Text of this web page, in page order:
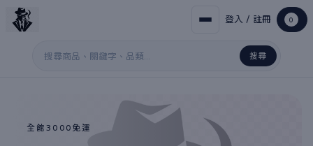
搜尋關鍵字
搜尋
登入 / 註冊 0
全館3000免運